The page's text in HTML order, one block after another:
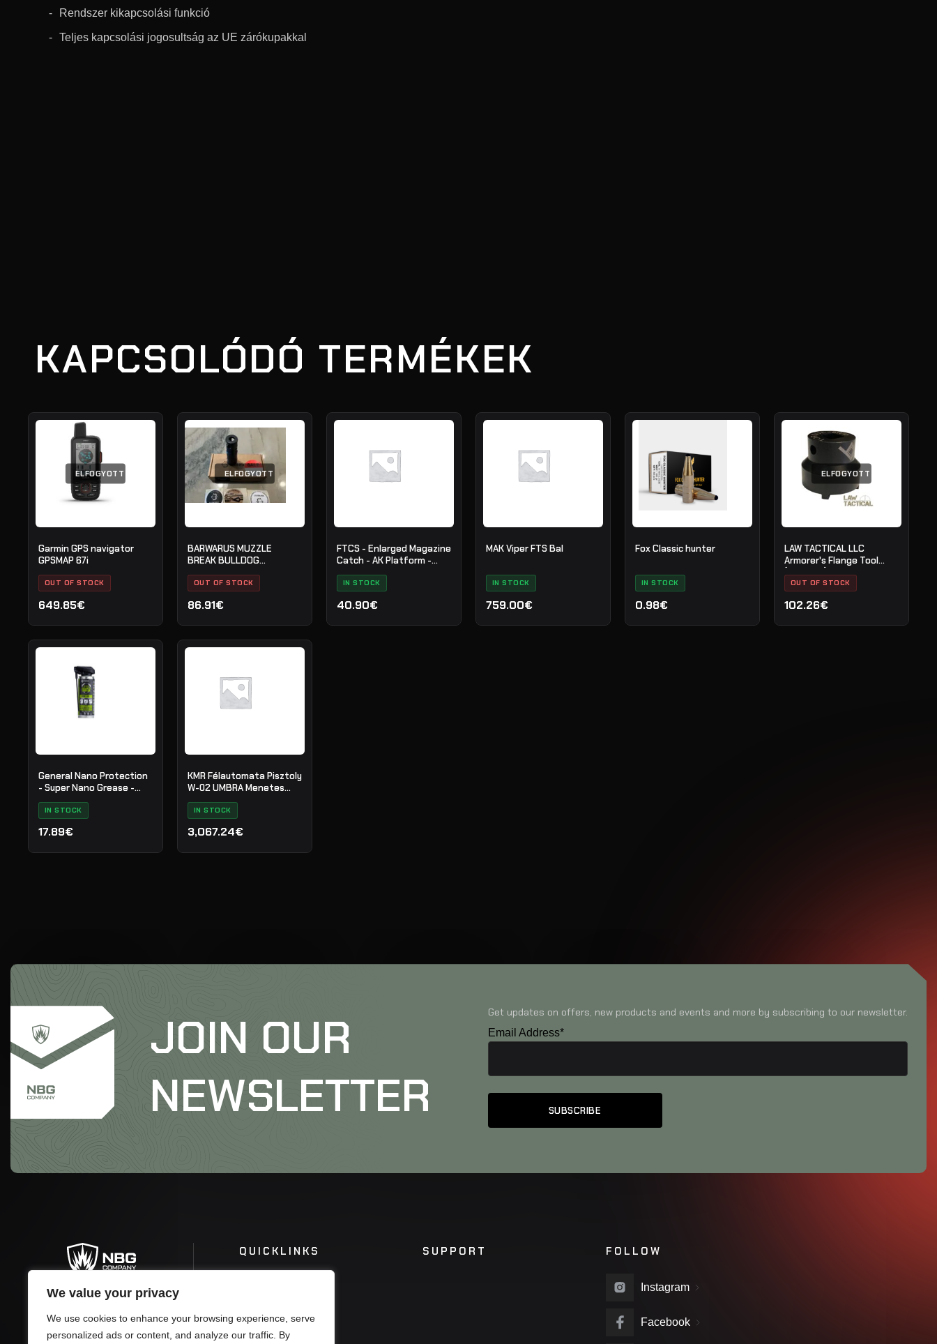
We value your privacy
We use cookies to enhance your browsing experience, serve
personalized ads or content, and analyze our traffic. By
Rendszer kikapcsolási funkció
Teljes kapcsolási jogosultság az UE zárókupakkal
KAPCSOLÓDÓ TERMÉKEK
ELFOGYOTT
Garmin GPS navigator
GPSMAP 67i
OUT OF STOCK
649.85€
ELFOGYOTT
BARWARUS MUZZLE
BREAK BULLDOG
M24X1.5RH BLACK
OUT OF STOCK
86.91€
FTCS - Enlarged Magazine
Catch - AK Platform -
Graphite Black H-146 - Nr.
29
IN STOCK
40.90€
MAK Viper FTS Bal
IN STOCK
759.00€
Fox Classic hunter
IN STOCK
0.98€
ELFOGYOTT
LAW TACTICAL LLC
Armorer's Flange Tool
(2019AFT)
OUT OF STOCK
102.26€
General Nano Protection
- Super Nano Grease -
Synthetic - 761034
IN STOCK
17.89€
KMR Félautomata Pisztoly
W-02 UMBRA Menetes
Csövű
IN STOCK
3,067.24€
JOIN OUR
NEWSLETTER
Get updates on offers, new products and events and more by subscribing to our newsletter.
Email Address*
QUICKLINKS SUPPORT FOLLOW
Instagram
Facebook